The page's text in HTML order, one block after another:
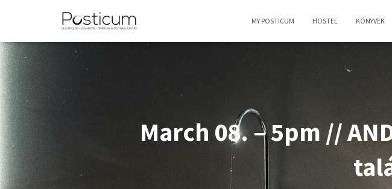
MY POSTICUM HOSTEL KÖNYVEK
March 08. – 5pm //